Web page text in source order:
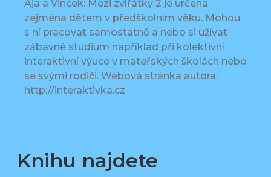
Ája a Vincek: Mezi zvířátky 2 je určena
zejména dětem v předškolním věku. Mohou
s ní pracovat samostatně a nebo si užívat
zábavné studium například při kolektivní
interaktivní výuce v mateřských školách nebo
se svými rodiči. Webová stránka autora:
http://interaktivka.cz
Knihu najdete